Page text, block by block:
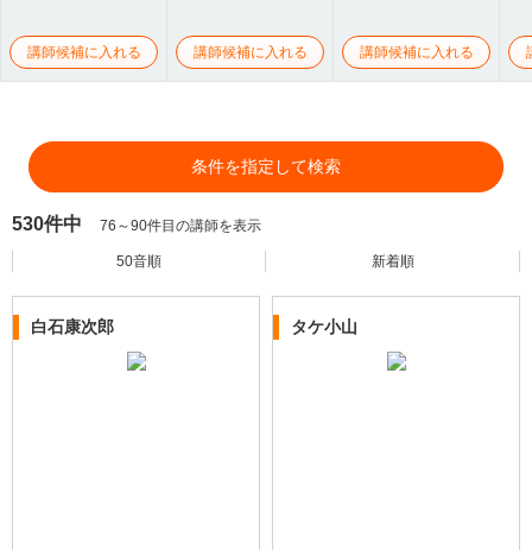
講師候補に入れる 講師候補に入れる 講師候補に入れる
条件を指定して検索
530件中 76～90件目の講師を表示
50音順 新着順
白石康次郎 タケ小山